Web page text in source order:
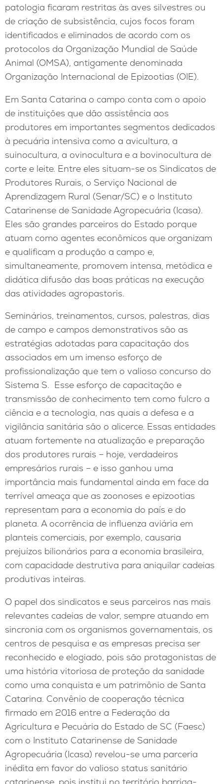
patologia ficaram restritas às aves silvestres ou
de criação de subsistência, cujos focos foram
identificados e eliminados de acordo com os
protocolos da Organização Mundial de Saúde
Animal (OMSA), antigamente denominada
Organização Internacional de Epizootias (OIE).
Em Santa Catarina o campo conta com o apoio
de instituições que dão assistência aos
produtores em importantes segmentos dedicados
à pecuária intensiva como a avicultura, a
suinocultura, a ovinocultura e a bovinocultura de
corte e leite. Entre eles situam-se os Sindicatos de
Produtores Rurais, o Serviço Nacional de
Aprendizagem Rural (Senar/SC) e o Instituto
Catarinense de Sanidade Agropecuária (Icasa).
Eles são grandes parceiros do Estado porque
atuam como agentes econômicos que organizam
e qualificam a produção a campo e,
simultaneamente, promovem intensa, metódica e
didática difusão das boas práticas na execução
das atividades agropastoris.
Seminários, treinamentos, cursos, palestras, dias
de campo e campos demonstrativos são as
estratégias adotadas para capacitação dos
associados em um imenso esforço de
profissionalização que tem o valioso concurso do
Sistema S. Esse esforço de capacitação e
transmissão de conhecimento tem como fulcro a
ciência e a tecnologia, nas quais a defesa e a
vigilância sanitária são o alicerce. Essas entidades
atuam fortemente na atualização e preparação
dos produtores rurais – hoje, verdadeiros
empresários rurais – e isso ganhou uma
importância mais fundamental ainda em face da
terrível ameaça que as zoonoses e epizootias
representam para a economia do país e do
planeta. A ocorrência de influenza aviária em
planteis comerciais, por exemplo, causaria
prejuízos bilionários para a economia brasileira,
com capacidade destrutiva para aniquilar cadeias
produtivas inteiras.
O papel dos sindicatos e seus parceiros nas mais
relevantes cadeias de valor, sempre atuando em
sincronia com os organismos governamentais, os
centros de pesquisa e as empresas precisa ser
reconhecido e elogiado, pois são protagonistas de
uma história vitoriosa de proteção da sanidade
como uma conquista e um patrimônio de Santa
Catarina. Convênio de cooperação técnica
firmado em 2016 entre a Federação da
Agricultura e Pecuária do Estado de SC (Faesc)
com o Instituto Catarinense de Sanidade
Agropecuária (Icasa) revelou-se uma parceria
inédita em favor do valioso status sanitário
catarinense, pois institui no território barriga-